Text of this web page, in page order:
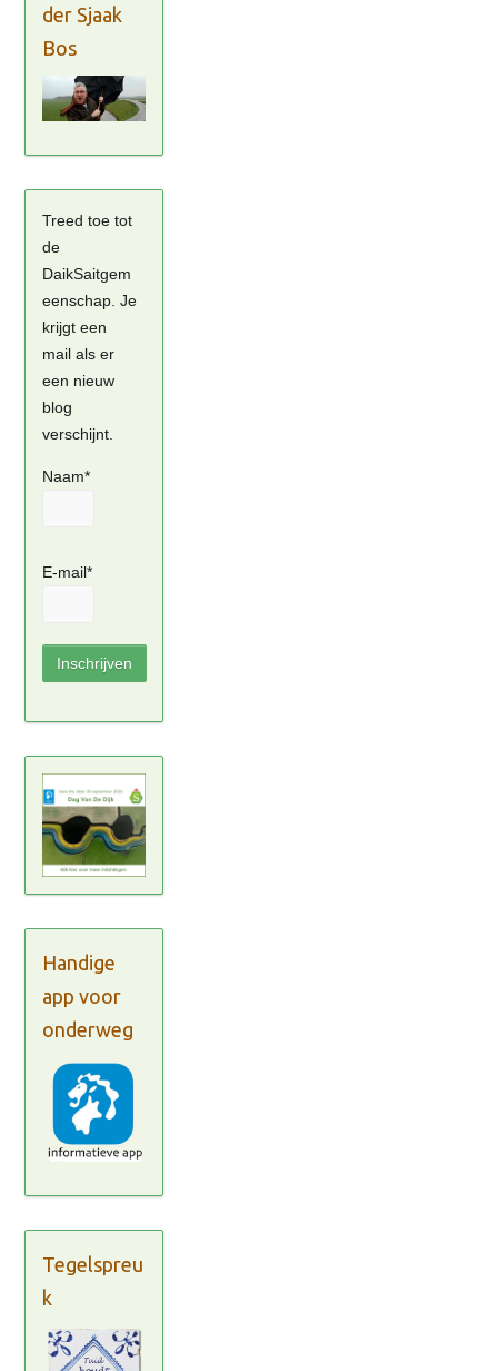
der Sjaak
Bos
Treed toe tot
de
DaikSaitgem
eenschap. Je
krijgt een
mail als er
een nieuw
blog
verschijnt.
Naam*
E-mail*
Handige
app voor
onderweg
Tegelspreu
k